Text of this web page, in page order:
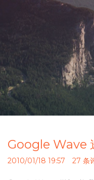
Google Wave
2010/01/18 19:57 27 条